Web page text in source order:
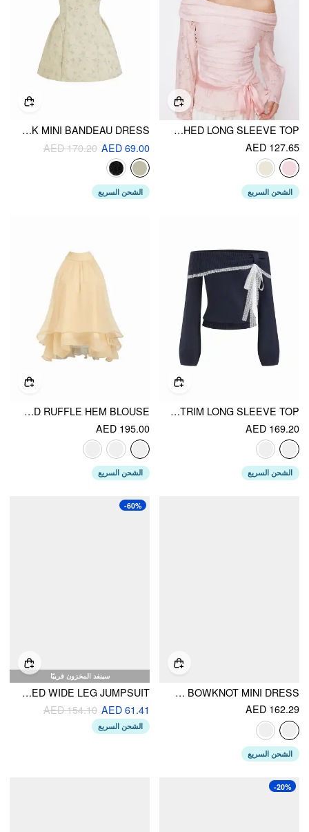
LACE OFF-SHOULDER FLORAL KNOTTED RUCHED LONG SLEEVE TOP
AED 127.65
الشحن السريع
JACQUARD FLORAL TIE BACK MINI BANDEAU DRESS
AED 69.00
AED 170.20
الشحن السريع
KNIT WOOL-BLEND OFF-SHOULDER LACE TRIM LONG SLEEVE TOP
AED 169.20
الشحن السريع
HALTER NECKLINE KNOTTED LAYERED RUFFLE HEM BLOUSE
AED 195.00
الشحن السريع
VELVET ASYMMETRICAL NECK BOWKNOT MINI DRESS
AED 162.29
الشحن السريع
سينفد المخزون قريبًا
-60%
HALTER NECKLINE STRIPE BOWKNOT SHIRRED WIDE LEG JUMPSUIT
AED 61.41
AED 154.10
الشحن السريع
-20%